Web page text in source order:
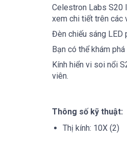
Celestron Labs S20
xem chi tiết trên các
Đèn chiếu sáng LED
Bạn có thể khám
Kính hiển vi soi nổi
viên.
Thông số kỹ thuật:
Thị kính: 10X (2)